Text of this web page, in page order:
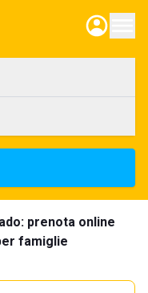
prenota online
famiglie